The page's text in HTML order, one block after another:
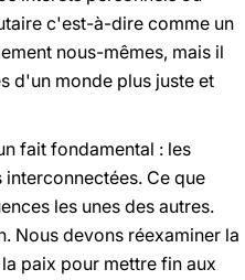
c'est-à-dire comme un
nous-mêmes, mais il
d'un monde plus juste et
fait fondamental : les
Ce que
les unes des autres.
Nous devons réexaminer la
paix pour mettre fin aux